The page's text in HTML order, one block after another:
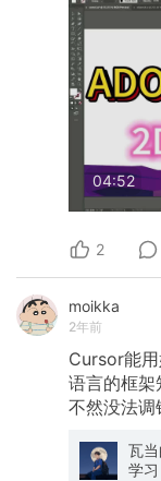
04:52
2
moikka
2年前
Cursor能
语言的框架
不然没法调
瓦
学习 0基础转型独立开发者，切忌用AI“贪刀”，搞